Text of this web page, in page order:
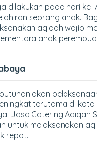
dilakukan pada hari ke-
seorang anak.
aqiqah wajib
anak
akan
terutama di
Jasa Catering Aqiqah
untuk melaksanakan
repot.